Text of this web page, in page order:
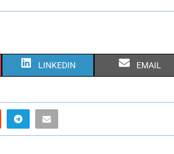
LINKEDIN EMAIL